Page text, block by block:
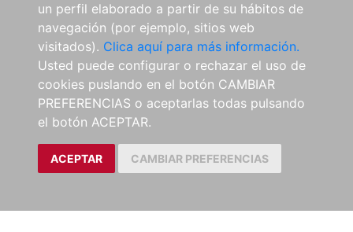
un perfil elaborado a partir de su hábitos de
navegación (por ejemplo, sitios web
visitados). Clica aquí para más información.
Usted puede configurar o rechazar el uso de
cookies puslando en el botón CAMBIAR
PREFERENCIAS o aceptarlas todas pulsando
el botón ACEPTAR.
ACEPTAR CAMBIAR PREFERENCIAS